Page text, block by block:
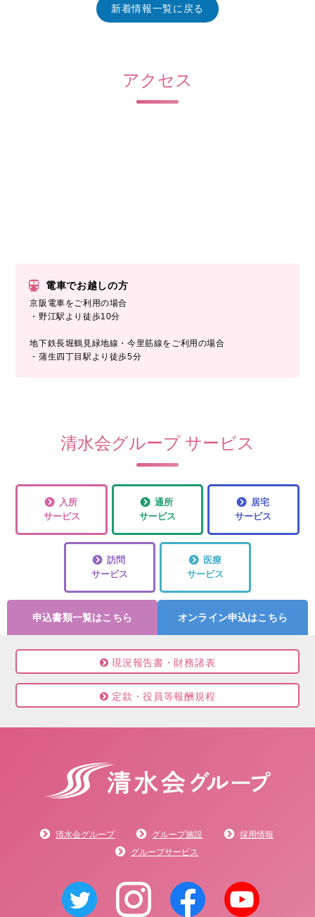
申込書類一覧はこちら オンライン申込はこちら
新着情報一覧に戻る
アクセス
電車でお越しの方
京阪電車をご利用の場合
・野江駅より徒歩10分
地下鉄長堀鶴見緑地線・今里筋線をご利用の場合
・蒲生四丁目駅より徒歩5分
清水会グループ サービス
入所
サービス
通所
サービス
居宅
サービス
訪問
サービス
医療
サービス
現況報告書・財務諸表
定款・役員等報酬規程
清水会グループ グループ施設
採用情報
グループサービス